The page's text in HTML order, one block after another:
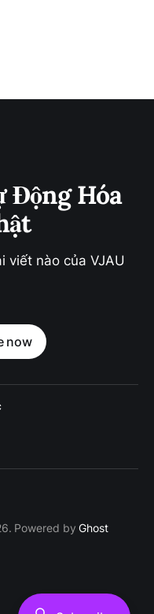
Động Hóa
viết nào của VJAU
now
Powered byGhost